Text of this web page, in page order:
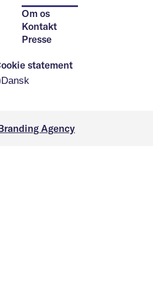
Om os
Kontakt
Presse
statement
Dansk
Agency